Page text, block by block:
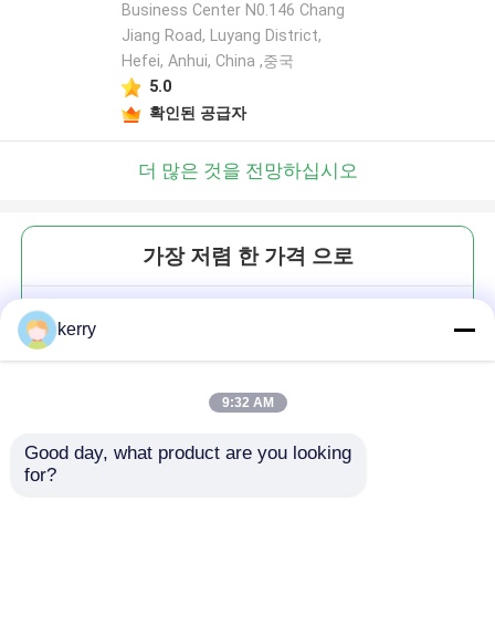
Business Center N0.146 Chang
Jiang Road, Luyang District,
Hefei, Anhui, China ,중국
5.0
확인된 공급자
더 많은 것을 전망하십시오
가장 저렴 한 가격 으로
kerry
9:32 AM
Good day, what product are you looking
for?